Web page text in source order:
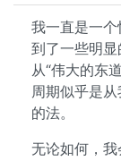
我一直是一
到了一些明显
从“伟大的东
周期似乎是
的法。
无论如何，